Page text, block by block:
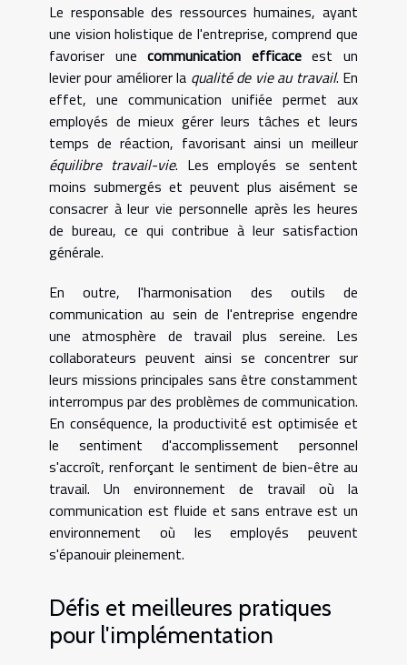
Le responsable des ressources humaines, ayant
une vision holistique de l'entreprise, comprend que
favoriser unecommunication efficaceest un
levier pour améliorer la qualité de vie au travail. En
effet, une communication unifiée permet aux
employés de mieux gérer leurs tâches et leurs
temps de réaction, favorisant ainsi un meilleur
équilibre travail-vie. Les employés se sentent
moins submergés et peuvent plus aisément se
consacrer à leur vie personnelle après les heures
de bureau, ce qui contribue à leur satisfaction
générale.
En outre, l'harmonisation des outils de
communication au sein de l'entreprise engendre
une atmosphère de travail plus sereine. Les
collaborateurs peuvent ainsi se concentrer sur
leurs missions principales sans être constamment
interrompus par des problèmes de communication.
En conséquence, la productivité est optimisée et
le sentiment d'accomplissement personnel
s'accroît, renforçant le sentiment de bien-être au
travail. Un environnement de travail où la
communication est fluide et sans entrave est un
environnement où les employés peuvent
s'épanouir pleinement.
Défis et meilleures pratiques
pour l'implémentation